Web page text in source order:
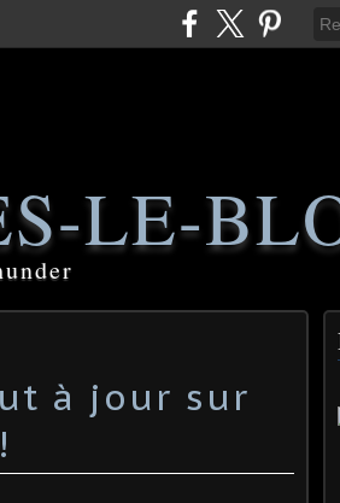
LE-
à jour sur